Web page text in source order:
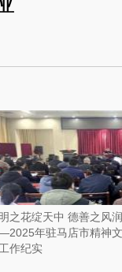
之花绽天中 德善之风
年驻马店市精神
作纪实